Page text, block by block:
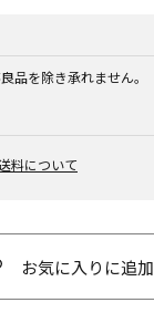
品を除き承れません。
料について
お気に入りに追加